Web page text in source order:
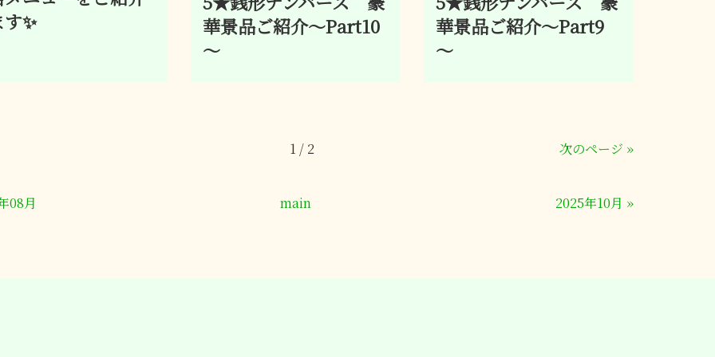
✨
華景品ご紹介～Part10
～
華景品ご紹介～Part9
～
1 / 2 次のページ »
08月 main 2025年10月 »